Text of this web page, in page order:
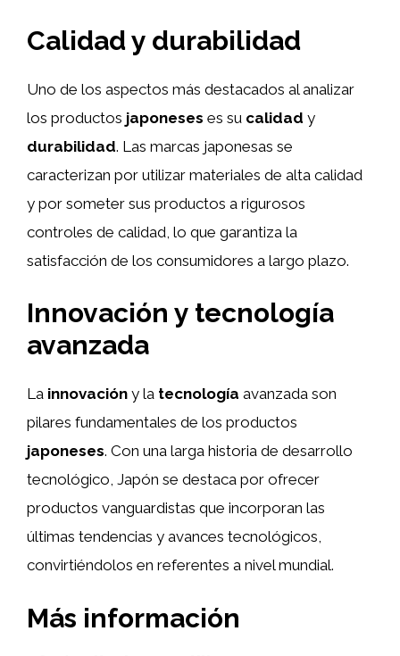
Calidad y durabilidad
Uno de los aspectos más destacados al analizar
los productos japoneses es su calidad y
durabilidad. Las marcas japonesas se
caracterizan por utilizar materiales de alta calidad
y por someter sus productos a rigurosos
controles de calidad, lo que garantiza la
satisfacción de los consumidores a largo plazo.
Innovación y tecnología
avanzada
La innovación y la tecnología avanzada son
pilares fundamentales de los productos
japoneses. Con una larga historia de desarrollo
tecnológico, Japón se destaca por ofrecer
productos vanguardistas que incorporan las
últimas tendencias y avances tecnológicos,
convirtiéndolos en referentes a nivel mundial.
Más información